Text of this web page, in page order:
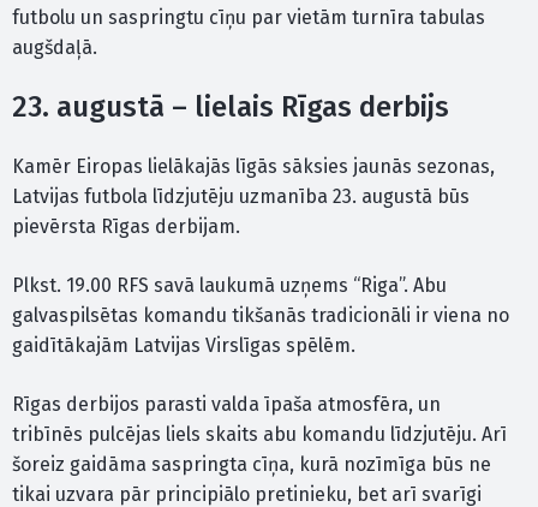
futbolu un saspringtu cīņu par vietām turnīra tabulas
augšdaļā.
23. augustā – lielais Rīgas derbijs
Kamēr Eiropas lielākajās līgās sāksies jaunās sezonas,
Latvijas futbola līdzjutēju uzmanība 23. augustā būs
pievērsta Rīgas derbijam.
Plkst. 19.00 RFS savā laukumā uzņems “Riga”. Abu
galvaspilsētas komandu tikšanās tradicionāli ir viena no
gaidītākajām Latvijas Virslīgas spēlēm.
Rīgas derbijos parasti valda īpaša atmosfēra, un
tribīnēs pulcējas liels skaits abu komandu līdzjutēju. Arī
šoreiz gaidāma saspringta cīņa, kurā nozīmīga būs ne
tikai uzvara pār principiālo pretinieku, bet arī svarīgi